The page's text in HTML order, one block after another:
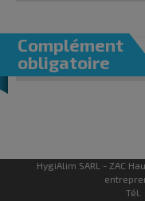
Complément
obligatoire
HygiAlim SARL - ZAC
Tél.